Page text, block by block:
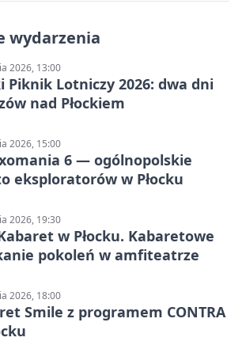
wydarzenia
2026, 13:00
Piknik Lotniczy 2026: dwa dni
nad Płockiem
2026, 15:00
6 — ogólnopolskie
eksploratorów w Płocku
2026, 19:30
w Płocku. Kabaretowe
pokoleń w amfiteatrze
2026, 18:00
Smile z programem CONTRA